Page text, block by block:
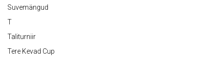
Suvemängud
T
Taliturniir
Tere Kevad Cup